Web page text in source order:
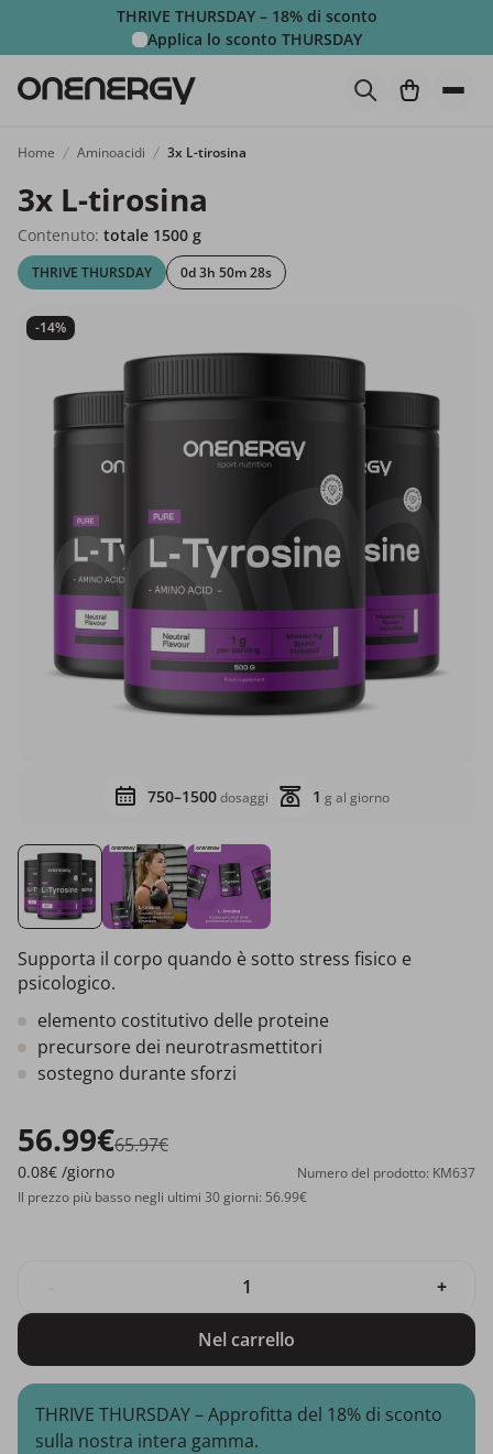
THRIVE THURSDAY – 18% di sconto
Applica lo sconto THURSDAY
Home Aminoacidi 3x L-tirosina
3x L-tirosina
Contenuto: totale 1500 g
THRIVE THURSDAY 0d 3h 50m 27s
-14%
750–1500dosaggi 1 g al giorno
Supporta il corpo quando è sotto stress fisico e
psicologico.
elemento costitutivo delle proteine
precursore dei neurotrasmettitori
sostegno durante sforzi
56.99€65.97€
0.08€ /giorno
Numero del prodotto: KM637
Il prezzo più basso negli ultimi 30 giorni: 56.99€
+
Nel carrello
THRIVE THURSDAY – Approfitta del 18% di sconto
sulla nostra intera gamma.